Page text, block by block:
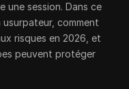
une session. Dans ce
comment
risques en 2026, et
peuvent protéger